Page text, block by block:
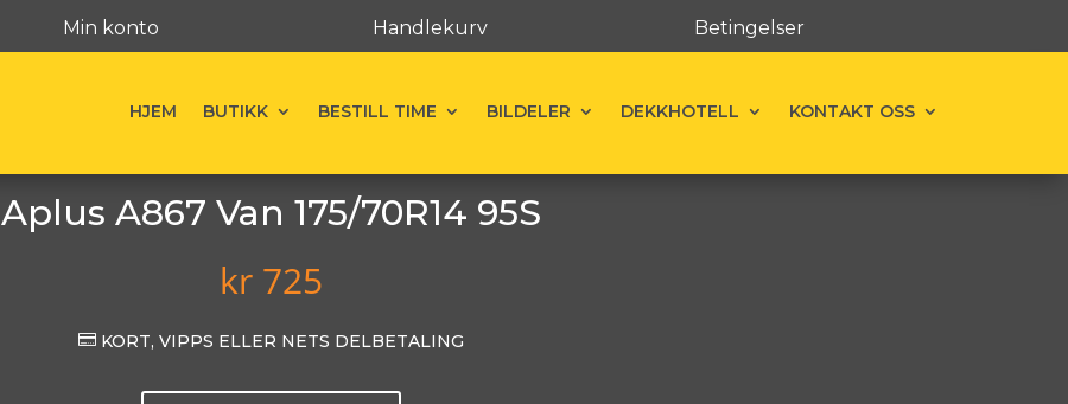
Min konto Handlekurv Betingelser
HJEM BUTIKK BESTILL TIME BILDELER DEKKHOTELL KONTAKT OSS
Aplus A867 Van 175/70R14 95S
kr725
KORT, VIPPS ELLER NETS DELBETALING